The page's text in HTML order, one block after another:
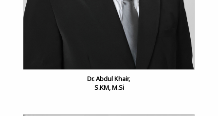
Dr. Abdul Khair,
S.KM, M.Si